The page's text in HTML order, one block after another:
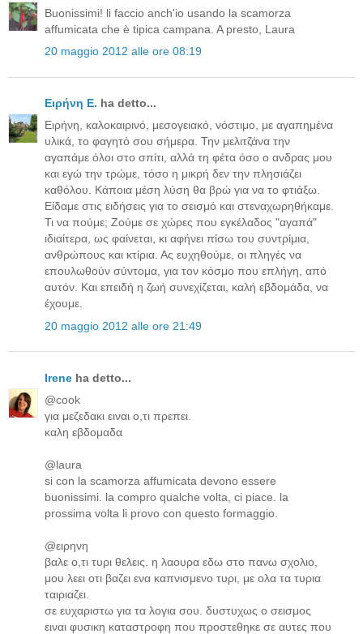
Buonissimi! li faccio anch'io usando la scamorza
affumicata che è tipica campana. A presto, Laura
20 maggio 2012 alle ore 08:19
Ειρήνη Ε. ha detto...
Ειρήνη, καλοκαιρινό, μεσογειακό, νόστιμο, με αγαπημένα
υλικά, το φαγητό σου σήμερα. Την μελιτζάνα την
αγαπάμε όλοι στο σπίτι, αλλά τη φέτα όσο ο ανδρας μου
και εγώ την τρώμε, τόσο η μικρή δεν την πλησιάζει
καθόλου. Κάποια μέση λύση θα βρώ για να το φτιάξω.
Είδαμε στις ειδήσεις για το σεισμό και στεναχωρηθήκαμε.
Τι να πούμε; Ζούμε σε χώρες που εγκέλαδος "αγαπά"
ιδιαίτερα, ως φαίνεται, κι αφήνει πίσω του συντρίμια,
ανθρώπους και κτίρια. Ας ευχηθούμε, οι πληγές να
επουλωθούν σύντομα, για τον κόσμο που επλήγη, από
αυτόν. Και επειδή η ζωή συνεχίζεται, καλή εβδομάδα, να
έχουμε.
20 maggio 2012 alle ore 21:49
Irene ha detto...
@cook
για μεζεδακι ειναι ο,τι πρεπει.
καλη εβδομαδα
@laura
si con la scamorza affumicata devono essere
buonissimi. la compro qualche volta, ci piace. la
prossima volta li provo con questo formaggio.
@ειρηνη
βαλε ο,τι τυρι θελεις. η λαουρα εδω στο πανω σχολιο,
μου λεει οτι βαζει ενα καπνισμενο τυρι, με ολα τα τυρια
ταιριαζει.
σε ευχαριστω για τα λογια σου. δυστυχως ο σεισμος
ειναι φυσικη καταστροφη που προστεθηκε σε αυτες που